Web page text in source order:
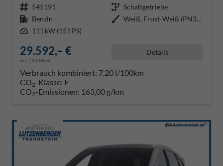
Fahrzeugnr. 545191 Getriebe Schaltgetriebe
Kraftstoff Benzin Außenfarbe
Weiß, Frost-Weiß (PN3GZ0)
Leistung 111 kW (151 PS)
29.592,– €
incl. 19% MwSt.
Details
Verbrauch kombiniert: 7,20 l/100km
CO2-Klasse: F
CO2-Emissionen: 163,00 g/km